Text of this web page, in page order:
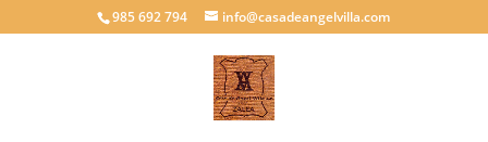
985 692 794 info@casadeangelvilla.com